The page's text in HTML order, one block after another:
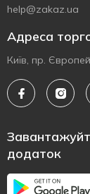
help@zakaz.ua
Адреса
Київ, пр.
додаток